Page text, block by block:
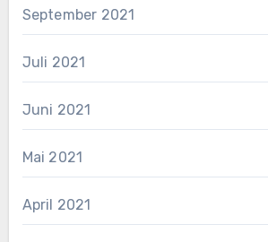
September 2021
Juli 2021
Juni 2021
Mai 2021
April 2021